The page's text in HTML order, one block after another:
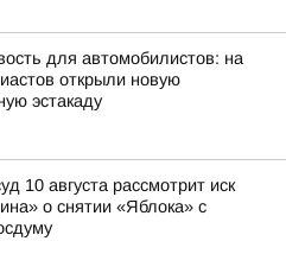
для автомобилистов: на
открыли новую
эстакаду
10 августа рассмотрит иск
о снятии «Яблока» с